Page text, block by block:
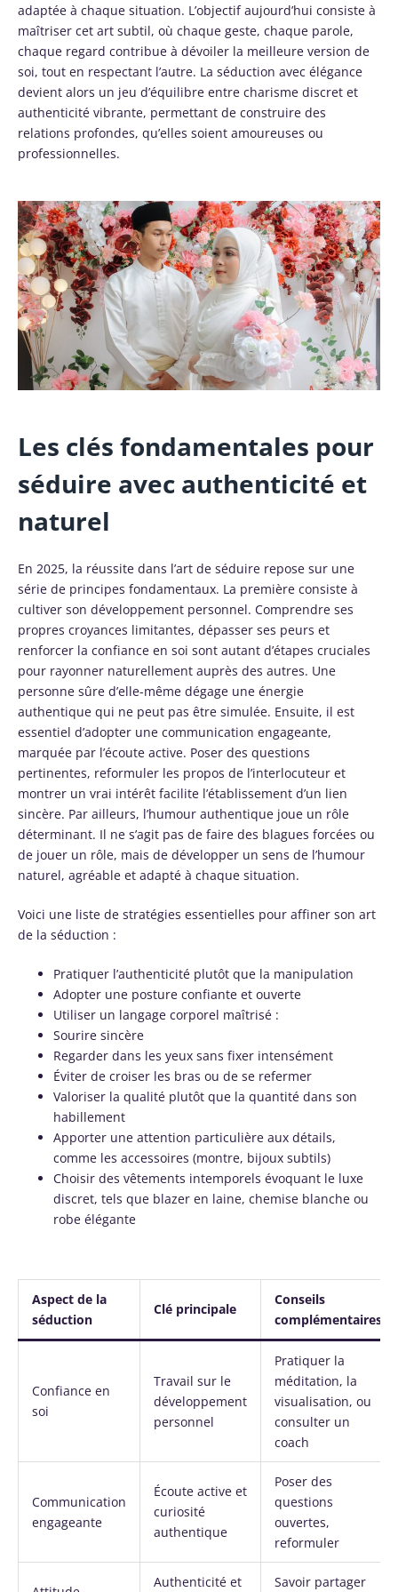
adaptée à chaque situation. L’objectif aujourd’hui consiste à
maîtriser cet art subtil, où chaque geste, chaque parole,
chaque regard contribue à dévoiler la meilleure version de
soi, tout en respectant l’autre. La séduction avec élégance
devient alors un jeu d’équilibre entre charisme discret et
authenticité vibrante, permettant de construire des
relations profondes, qu’elles soient amoureuses ou
professionnelles.
Les clés fondamentales pour
séduire avec authenticité et
naturel
En 2025, la réussite dans l’art de séduire repose sur une
série de principes fondamentaux. La première consiste à
cultiver son développement personnel. Comprendre ses
propres croyances limitantes, dépasser ses peurs et
renforcer la confiance en soi sont autant d’étapes cruciales
pour rayonner naturellement auprès des autres. Une
personne sûre d’elle-même dégage une énergie
authentique qui ne peut pas être simulée. Ensuite, il est
essentiel d’adopter une communication engageante,
marquée par l’écoute active. Poser des questions
pertinentes, reformuler les propos de l’interlocuteur et
montrer un vrai intérêt facilite l’établissement d’un lien
sincère. Par ailleurs, l’humour authentique joue un rôle
déterminant. Il ne s’agit pas de faire des blagues forcées ou
de jouer un rôle, mais de développer un sens de l’humour
naturel, agréable et adapté à chaque situation.
Voici une liste de stratégies essentielles pour affiner son art
de la séduction :
Pratiquer l’authenticité plutôt que la manipulation
Adopter une posture confiante et ouverte
Utiliser un langage corporel maîtrisé :
Sourire sincère
Regarder dans les yeux sans fixer intensément
Éviter de croiser les bras ou de se refermer
Valoriser la qualité plutôt que la quantité dans son
habillement
Apporter une attention particulière aux détails,
comme les accessoires (montre, bijoux subtils)
Choisir des vêtements intemporels évoquant le luxe
discret, tels que blazer en laine, chemise blanche ou
robe élégante
Aspect de la
séduction
Clé principale
Conseils
complémentaires
Confiance en
soi
Travail sur le
développement
personnel
Pratiquer la
méditation, la
visualisation, ou
consulter un
coach
Communication
engageante
Écoute active et
curiosité
authentique
Poser des
questions
ouvertes,
reformuler
Authenticité et Savoir partager